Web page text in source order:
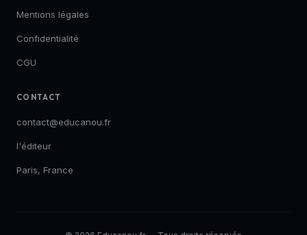
Mentions légales
Confidentialité
CGU
CONTACT
contact@educanou.fr
l'éditeur
Paris, France